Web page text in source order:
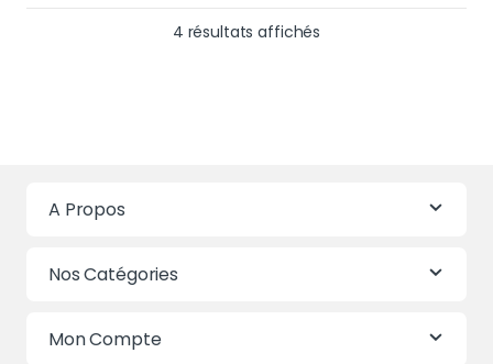
4 résultats affichés
A Propos
Nos Catégories
Mon Compte